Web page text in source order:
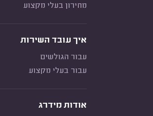
מחירון בעלי מקצוע
איך עובד השירות
עבור הגולשים
עבור בעלי מקצוע
אודות מידרג